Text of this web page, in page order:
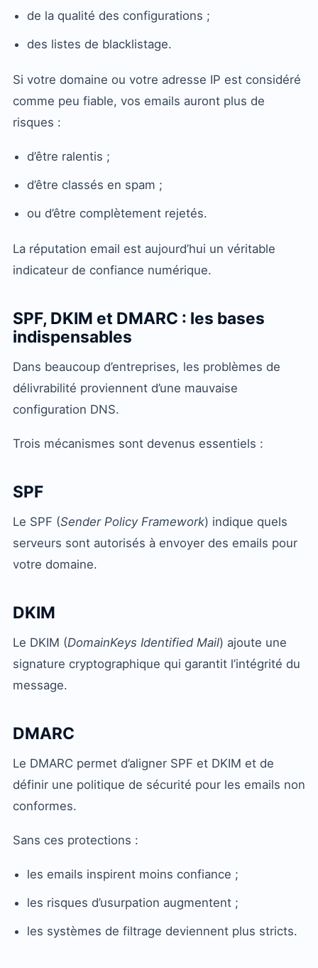
de la qualité des configurations ;
des listes de blacklistage.
Si votre domaine ou votre adresse IP est considéré
comme peu fiable, vos emails auront plus de
risques :
d’être ralentis ;
d’être classés en spam ;
ou d’être complètement rejetés.
La réputation email est aujourd’hui un véritable
indicateur de confiance numérique.
SPF, DKIM et DMARC : les bases
indispensables
Dans beaucoup d’entreprises, les problèmes de
délivrabilité proviennent d’une mauvaise
configuration DNS.
Trois mécanismes sont devenus essentiels :
SPF
Le SPF (Sender Policy Framework) indique quels
serveurs sont autorisés à envoyer des emails pour
votre domaine.
DKIM
Le DKIM (DomainKeys Identified Mail) ajoute une
signature cryptographique qui garantit l’intégrité du
message.
DMARC
Le DMARC permet d’aligner SPF et DKIM et de
définir une politique de sécurité pour les emails non
conformes.
Sans ces protections :
les emails inspirent moins confiance ;
les risques d’usurpation augmentent ;
les systèmes de filtrage deviennent plus stricts.